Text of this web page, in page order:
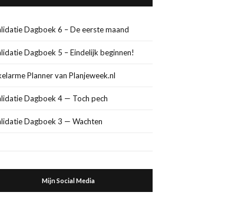
Dagboek 6 – De eerste maand
Dagboek 5 – Eindelijk beginnen!
Planner van Planjeweek.nl
Dagboek 4 — Toch pech
Dagboek 3 — Wachten
Mijn Social Media